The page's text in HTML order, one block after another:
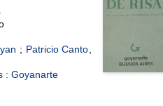
; Patricio Canto
: Goyanarte